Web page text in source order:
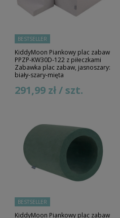
BESTSELLER
KiddyMoon Piankowy plac zabaw
PPZP-KW30D-122 z piłeczkami
Zabawka plac zabaw, jasnoszary:
biały-szary-mięta
291,99 zł / szt.
BESTSELLER
KiddyMoon Piankowy plac zabaw